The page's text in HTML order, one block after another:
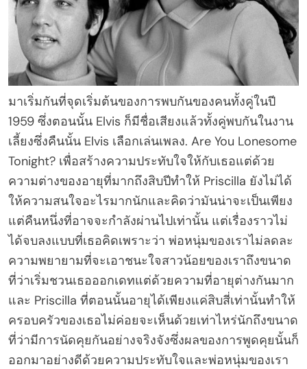
มาเริ่มกันที่จุดเริ่มต้นของการพบกันของคนทั้งคู่ในปี
1959 ซึ่งตอนนั้น Elvis ก็มีชื่อเสียงแล้วทั้งคู่พบกันในงาน
เลี้ยงซึ่งคืนนั้น Elvis เลือกเล่นเพลง. Are You Lonesome
Tonight? เพื่อสร้างความประทับใจให้กับเธอแต่ด้วย
ความต่างของอายุที่มากถึงสิบปีทำให้ Priscilla ยังไม่ได้
ให้ความสนใจอะไรมากนักและคิดว่ามันน่าจะเป็นเพียง
แต่คืนหนึ่งที่อาจจะกำลังผ่านไปเท่านั้น แต่เรื่องราวไม่
ได้จบลงแบบที่เธอคิดเพราะว่า พ่อหนุ่มของเราไม่ลดละ
ความพยายามที่จะเอาชนะใจสาวน้อยของเราถึงขนาด
ที่ว่าเริ่มชวนเธอออกเดทแต่ด้วยความที่อายุต่างกันมาก
และ Priscilla ที่ตอนนั้นอายุได้เพียงแค่สิบสี่เท่านั้นทำให้
ครอบครัวของเธอไม่ค่อยจะเห็นด้วยเท่าไหร่นักถึงขนาด
ที่ว่ามีการนัดคุยกันอย่างจริงจังซึ่งผลของการพูดคุยนั้นก็
ออกมาอย่างดีด้วยความประทับใจและพ่อหนุ่มของเรา